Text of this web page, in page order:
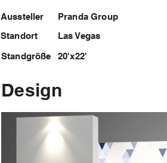
Aussteller
Standort
Standgröße
Pranda Group
Las Vegas
20'x22'
Design